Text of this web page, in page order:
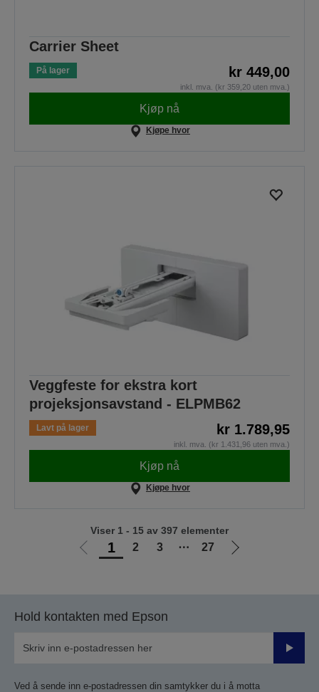
Carrier Sheet
På lager kr 449,00
inkl. mva. (kr 359,20 uten mva.)
Kjøp nå
Kjøpe hvor
Veggfeste for ekstra kort
projeksjonsavstand - ELPMB62
Lavt på lager kr 1.789,95
inkl. mva. (kr 1.431,96 uten mva.)
Kjøp nå
Kjøpe hvor
Gå
1 2 3 ⋯ 27
Gå
Viser 1 - 15 av 397 elementer
Hold kontakten med Epson
Send
Ved å sende inn e-postadressen din samtykker du i å motta